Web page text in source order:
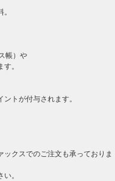
帳）や
。
トが付与されます。
クスでのご注文も承っておりま
。